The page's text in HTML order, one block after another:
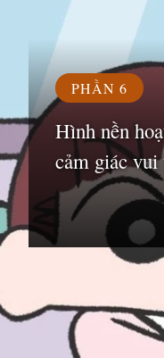
PHẦN 6
Hình nền
cảm giác